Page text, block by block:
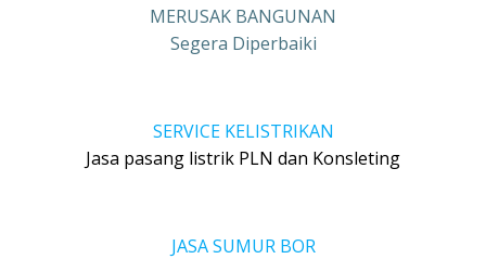
MERUSAK BANGUNAN
Segera Diperbaiki
SERVICE KELISTRIKAN
Jasa pasang listrik PLN dan Konsleting
JASA SUMUR BOR